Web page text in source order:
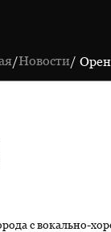
/Новости/
с вокально-